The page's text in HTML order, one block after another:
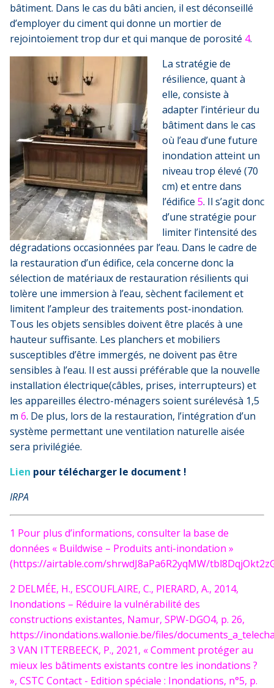
bâtiment. Dans le cas du bâti ancien, il est déconseillé
d’employer du ciment qui donne un mortier de
rejointoiement trop dur et qui manque de porosité 4.
La stratégie de
résilience, quant à
elle, consiste à
adapter l’intérieur du
bâtiment dans le cas
où l’eau d’une future
inondation atteint un
niveau trop élevé (70
cm) et entre dans
l’édifice 5. Il s’agit donc
d’une stratégie pour
limiter l’intensité des
dégradations occasionnées par l’eau. Dans le cadre de
la restauration d’un édifice, cela concerne donc la
sélection de matériaux de restauration résilients qui
tolère une immersion à l’eau, sèchent facilement et
limitent l’ampleur des traitements post-inondation.
Tous les objets sensibles doivent être placés à une
hauteur suffisante. Les planchers et mobiliers
susceptibles d’être immergés, ne doivent pas être
sensibles à l’eau. Il est aussi préférable que la nouvelle
installation électrique(câbles, prises, interrupteurs) et
les appareilles électro-ménagers soient surélevésà 1,5
m 6. De plus, lors de la restauration, l’intégration d’un
système permettant une ventilation naturelle aisée
sera privilégiée.
Lien pour télécharger le document !
IRPA
1 Pour plus d’informations, consulter la base de
données « Buildwise – Produits anti-inondation »
(https://airtable.com/shrwdJ8aPa6R2yqMW/
2 DELMÉE, H., ESCOUFLAIRE, C., PIERARD, A., 2014,
Inondations – Réduire la vulnérabilité des
constructions existantes, Namur, SPW-DGO4, p. 26,
https://inondations.wallonie.be/files/
3 VAN ITTERBEECK, P., 2021, « Comment protéger au
mieux les bâtiments existants contre les inondations ?
», CSTC Contact - Edition spéciale : Inondations, n°5, p.